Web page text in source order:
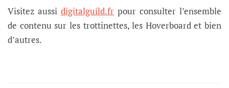
Visitez aussi digitalguild.fr pour consulter l’ensemble
de contenu sur les trottinettes, les Hoverboard et bien
d’autres.